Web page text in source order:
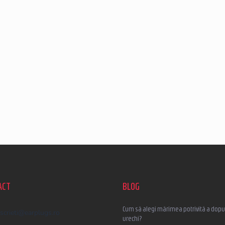
scrieti @ earplugs.ro
BLOG
Cum să alegi mărimea potrivită a
urechi?